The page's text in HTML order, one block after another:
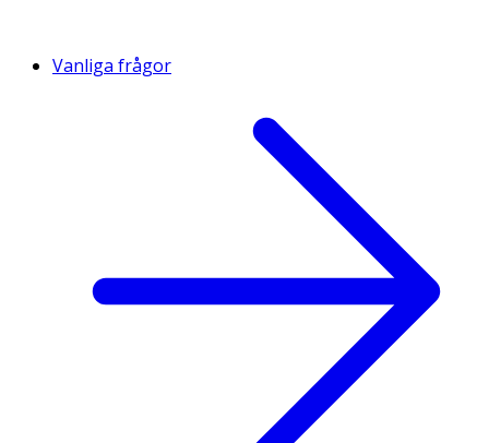
Vanliga frågor